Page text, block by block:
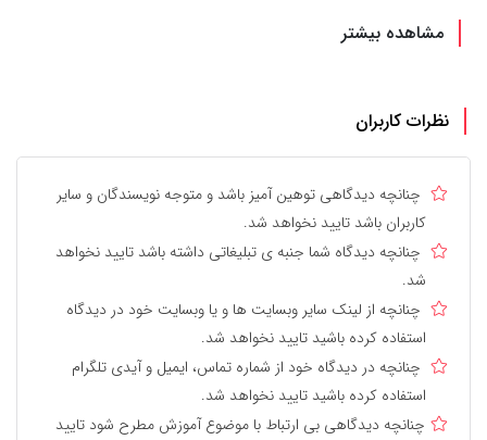
مشاهده بیشتر
نظرات کاربران
چنانچه دیدگاهی توهین آمیز باشد و متوجه نویسندگان و سایر
کاربران باشد تایید نخواهد شد.
چنانچه دیدگاه شما جنبه ی تبلیغاتی داشته باشد تایید نخواهد
شد.
چنانچه از لینک سایر وبسایت ها و یا وبسایت خود در دیدگاه
استفاده کرده باشید تایید نخواهد شد.
چنانچه در دیدگاه خود از شماره تماس، ایمیل و آیدی تلگرام
استفاده کرده باشید تایید نخواهد شد.
چنانچه دیدگاهی بی ارتباط با موضوع آموزش مطرح شود تایید